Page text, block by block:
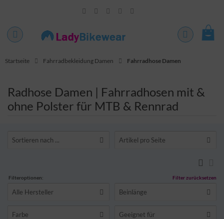
Startseite Fahrradbekleidung Damen Fahrradhose Damen
Radhose Damen | Fahrradhosen mit &
ohne Polster für MTB & Rennrad
Sortieren nach ... Artikel pro Seite
Filteroptionen: Filter zurücksetzen
Alle Hersteller Beinlänge
Farbe Geeignet für